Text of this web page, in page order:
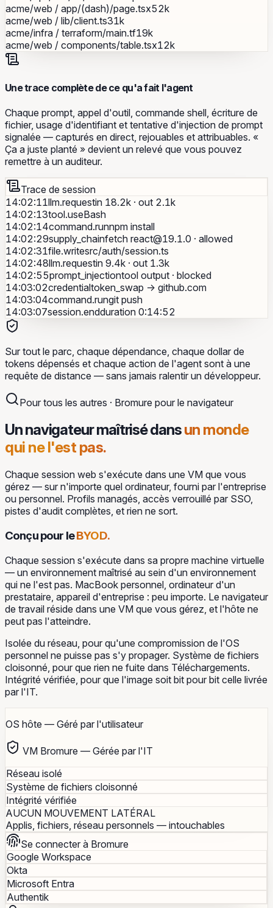
acme/web / app/(dash)/page.tsx52k
acme/web / lib/client.ts31k
acme/infra / terraform/main.tf19k
acme/web / components/table.tsx12k
Une trace complète de ce qu'a fait l'agent
Chaque prompt, appel d'outil, commande shell, écriture de
fichier, usage d'identifiant et tentative d'injection de prompt
signalée — capturés en direct, rejouables et attribuables. «
Ça a juste planté » devient un relevé que vous pouvez
remettre à un auditeur.
Trace de session
14:02:11llm.requestin 18.2k · out 2.1k
14:02:13tool.useBash
14:02:14command.runnpm install
14:02:29supply_chainfetch react@19.1.0 · allowed
14:02:31file.writesrc/auth/session.ts
14:02:48llm.requestin 9.4k · out 1.3k
14:02:55prompt_injectiontool output · blocked
14:03:02credentialtoken_swap → github.com
14:03:04command.rungit push
14:03:07session.endduration 0:14:52
Sur tout le parc, chaque dépendance, chaque dollar de
tokens dépensés et chaque action de l'agent sont à une
requête de distance — sans jamais ralentir un développeur.
Pour tous les autres · Bromure pour le navigateur
Un navigateur maîtrisé dansun monde
qui ne l'est pas.
Chaque session web s'exécute dans une VM que vous
gérez — sur n'importe quel ordinateur, fourni par l'entreprise
ou personnel. Profils managés, accès verrouillé par SSO,
pistes d'audit complètes, et rien ne sort.
Conçu pour leBYOD.
Chaque session s'exécute dans sa propre machine virtuelle
— un environnement maîtrisé au sein d'un environnement
qui ne l'est pas. MacBook personnel, ordinateur d'un
prestataire, appareil d'entreprise : peu importe. Le navigateur
de travail réside dans une VM que vous gérez, et l'hôte ne
peut pas l'atteindre.
Isolée du réseau, pour qu'une compromission de l'OS
personnel ne puisse pas s'y propager. Système de fichiers
cloisonné, pour que rien ne fuite dans Téléchargements.
Intégrité vérifiée, pour que l'image soit bit pour bit celle livrée
par l'IT.
OS hôte — Géré par l'utilisateur
VM Bromure — Gérée par l'IT
Réseau isolé
Système de fichiers cloisonné
Intégrité vérifiée
AUCUN MOUVEMENT LATÉRAL
Applis, fichiers, réseau personnels — intouchables
Se connecter à Bromure
Google Workspace
Okta
Microsoft Entra
Authentik